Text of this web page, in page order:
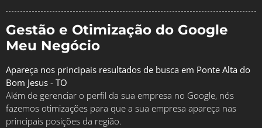
Gestão e Otimização do Google
Meu Negócio
Apareça nos principais resultados de busca em Ponte Alta do
Bom Jesus - TO
Além de gerenciar o perfil da sua empresa no Google, nós
fazemos otimizações para que a sua empresa apareça nas
principais posições da região.